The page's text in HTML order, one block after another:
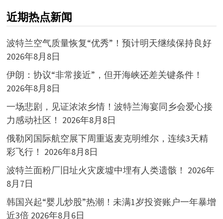
近期热点新闻
波特兰空气质量恢复“优秀”！预计明天继续保持良好
2026年8月8日
伊朗：协议“非常接近”，但开海峡还差关键条件！
2026年8月8日
一场悲剧，见证浓浓乡情！波特兰海宴同乡会爱心接
力感动社区！ 2026年8月8日
俄勒冈国际航空展下周重返麦克明维尔，连续3天精
彩飞行！ 2026年8月8日
波特兰面粉厂旧址火灾废墟中埋有人类遗骸！ 2026年
8月7日
韩国兴起“婴儿炒股”热潮！未满1岁投资账户一年暴增
近3倍 2026年8月6日